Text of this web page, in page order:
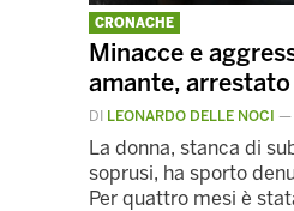
CRONACHE
Minacce e
amante,
DI LEONARDO DELLE NOCI —
La donna, stanca di
soprusi, ha sporto
Per quattro mesi è